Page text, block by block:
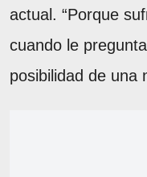
actual. “Porque
cuando le
posibilidad de una